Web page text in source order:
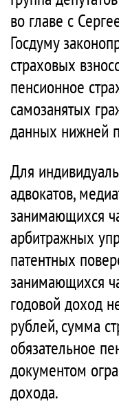
во главе с
Госдуму
страховых
пенсионное
самозанятых
данных нижней
Для
адвокатов,
занимающихся
арбитражных
патентных
занимающихся
годовой доход
рублей, сумма
обязательное
документом
дохода.